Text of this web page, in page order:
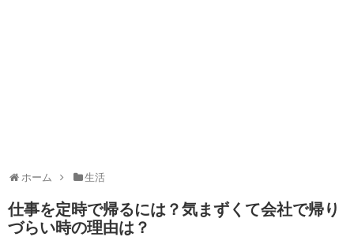
ホーム 生活
仕事を定時で帰るには？気まずくて会社で帰り
づらい時の理由は？